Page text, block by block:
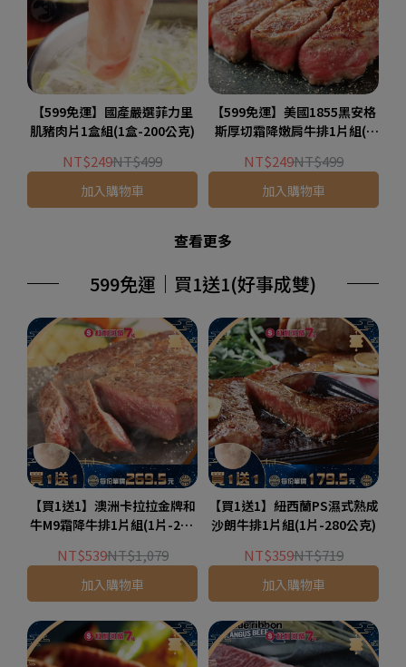
【599免運】國產嚴選菲力里
肌豬肉片1盒組(1盒-200公克)
NT$249NT$499
加入購物車
【599免運】美國1855黑安格
斯厚切霜降嫩肩牛排1片組(1
NT$249NT$499
加入購物車
查看更多
599免運｜買1送1(好事成雙)
【買1送1】澳洲卡拉拉金牌和
牛M9霜降牛排1片組(1片-200
NT$539NT$1,079
加入購物車
【買1送1】紐西蘭PS濕式熟成
沙朗牛排1片組(1片-280公克)
NT$359NT$719
加入購物車